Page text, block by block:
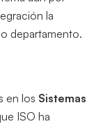
la
departamento.
en los Sistemas
ISO ha